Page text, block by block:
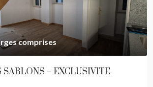
comprises
SABLONS – EXCLUSIVITE